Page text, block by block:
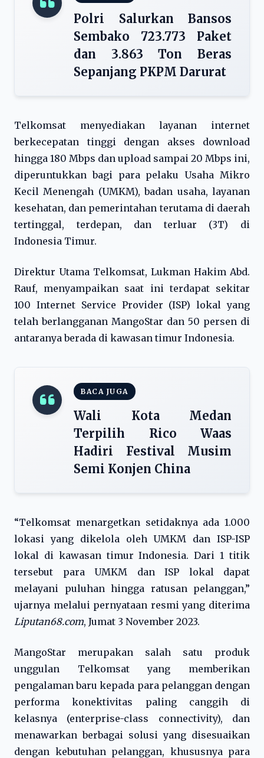
Polri Salurkan Bansos
Sembako 723.773 Paket
dan 3.863 Ton Beras
Sepanjang PKPM Darurat
Telkomsat menyediakan layanan internet
berkecepatan tinggi dengan akses download
hingga 180 Mbps dan upload sampai 20 Mbps ini,
diperuntukkan bagi para pelaku Usaha Mikro
Kecil Menengah (UMKM), badan usaha, layanan
kesehatan, dan pemerintahan terutama di daerah
tertinggal, terdepan, dan terluar (3T) di
Indonesia Timur.
Direktur Utama Telkomsat, Lukman Hakim Abd.
Rauf, menyampaikan saat ini terdapat sekitar
100 Internet Service Provider (ISP) lokal yang
telah berlangganan MangoStar dan 50 persen di
antaranya berada di kawasan timur Indonesia.
BACA JUGA
Wali Kota Medan
Terpilih Rico Waas
Hadiri Festival Musim
Semi Konjen China
“Telkomsat menargetkan setidaknya ada 1.000
lokasi yang dikelola oleh UMKM dan ISP-ISP
lokal di kawasan timur Indonesia. Dari 1 titik
tersebut para UMKM dan ISP lokal dapat
melayani puluhan hingga ratusan pelanggan,”
ujarnya melalui pernyataan resmi yang diterima
Liputan68.com, Jumat 3 November 2023.
MangoStar merupakan salah satu produk
unggulan Telkomsat yang memberikan
pengalaman baru kepada para pelanggan dengan
performa konektivitas paling canggih di
kelasnya (enterprise-class connectivity), dan
menawarkan berbagai solusi yang disesuaikan
dengan kebutuhan pelanggan, khususnya para